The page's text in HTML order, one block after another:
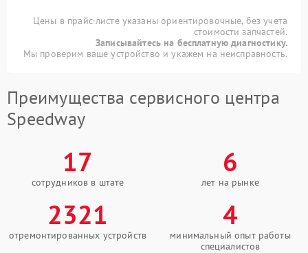
Цены в прайс-листе указаны ориентировочные, без учета
стоимости запчастей.
Записывайтесь на бесплатную диагностику.
Мы проверим ваше устройство и укажем на неисправность.
Преимущества сервисного центра
Speedway
17
сотрудников в штате
6
лет на рынке
2321
отремонтированных устройств
4
минимальный опыт работы
специалистов